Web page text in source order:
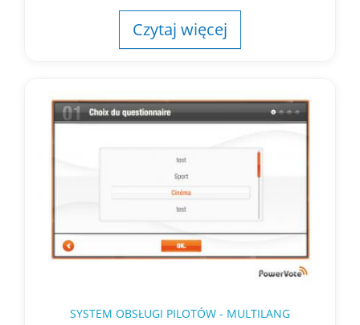
Czytaj więcej
SYSTEM OBSŁUGI PILOTÓW - MULTILANG